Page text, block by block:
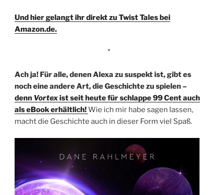
Und hier gelangt ihr direkt zu Twist Tales bei
Amazon.de.
*
Ach ja! Für alle, denen Alexa zu suspekt ist, gibt es
noch eine andere Art, die Geschichte zu spielen –
denn Vortexist seit heute für schlappe 99 Cent auch
als eBook erhältlich!Wie ich mir habe sagen lassen,
macht die Geschichte auch in dieser Form viel Spaß.